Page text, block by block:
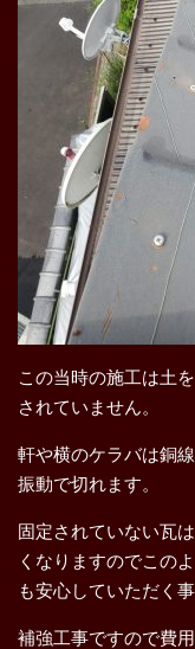
この当時の施工は土
されていません。
軒や横のケラバは銅
振動で切れます。
固定されていない瓦
くなりますのでこの
も安心していただく事
補強工事ですので費